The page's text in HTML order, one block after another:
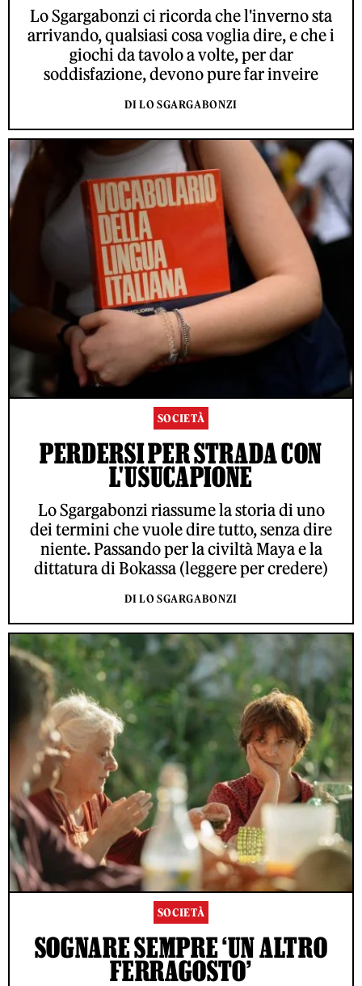
Lo Sgargabonzi ci ricorda che l'inverno sta
arrivando, qualsiasi cosa voglia dire, e che i
giochi da tavolo a volte, per dar
soddisfazione, devono pure far inveire
DI LO SGARGABONZI
SOCIETÀ
PERDERSI PER STRADA CON
L'USUCAPIONE
Lo Sgargabonzi riassume la storia di uno
dei termini che vuole dire tutto, senza dire
niente. Passando per la civiltà Maya e la
dittatura di Bokassa (leggere per credere)
DI LO SGARGABONZI
SOCIETÀ
SOGNARE SEMPRE ‘UN ALTRO
FERRAGOSTO’